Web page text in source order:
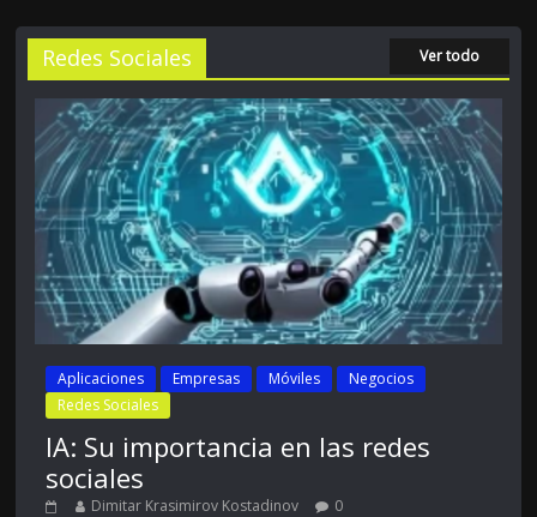
Redes Sociales Ver todo
Aplicaciones Empresas Móviles
Negocios
Redes Sociales
IA: Su importancia en las redes
sociales
Dimitar Krasimirov Kostadinov 0